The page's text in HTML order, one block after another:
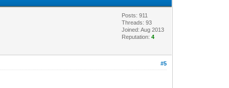
Posts: 911
Threads: 93
Joined: Aug 2013
Reputation:4
#5